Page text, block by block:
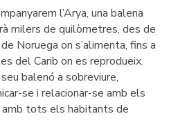
l’Arya, una balena
milers de quilòmetres, des de
Noruega on s’alimenta, fins a
del Carib on es reprodueix.
balenó a sobreviure,
se i relacionar-se amb els
amb tots els habitants de